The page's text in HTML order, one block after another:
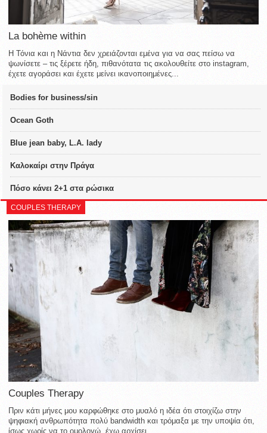
La bohème within
Η Τόνια και η Νάντια δεν χρειάζονται εμένα για να σας πείσω να
ψωνίσετε – τις ξέρετε ήδη, πιθανότατα τις ακολουθείτε στο instagram,
έχετε αγοράσει και έχετε μείνει ικανοποιημένες...
Bodies for business/sin
Ocean Goth
Blue jean baby, L.A. lady
Καλοκαίρι στην Πράγα
Πόσο κάνει 2+1 στα ρώσικα
COUPLES THERAPY
Couples Therapy
Πριν κάτι μήνες μου καρφώθηκε στο μυαλό η ιδέα ότι στοιχίζω στην
ψηφιακή ανθρωπότητα πολύ bandwidth και τρόμαξα με την υποψία ότι,
ίσως χωρίς να το ομολογώ, έχω αρχίσει...